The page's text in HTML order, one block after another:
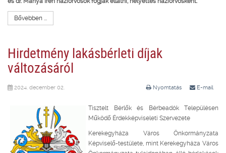
Bővebben ...
Hirdetmény lakásbérleti díjak
változásáról
Nyomtatás E-mail
2024. december 02.
Tisztelt Bérlők és Bérbeadók Településen
Működő Érdekképviseleti Szervezete
Kerekegyháza Város Önkormányzata
Képviselő-testülete, mint Kerekegyháza Város